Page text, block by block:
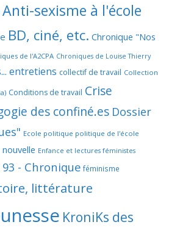
Anti-sexisme à l'école
BD, ciné, etc. Chronique "Nos
de l'A2CPA Chroniques de Louise Thierry
entretiens collectif de travail Collection
Conditions de travail Crise
des confiné.es Dossier
Ecole politique politique de l'école
Enfance et lectures féministes
- Chronique féminisme
littérature
KroniKs des